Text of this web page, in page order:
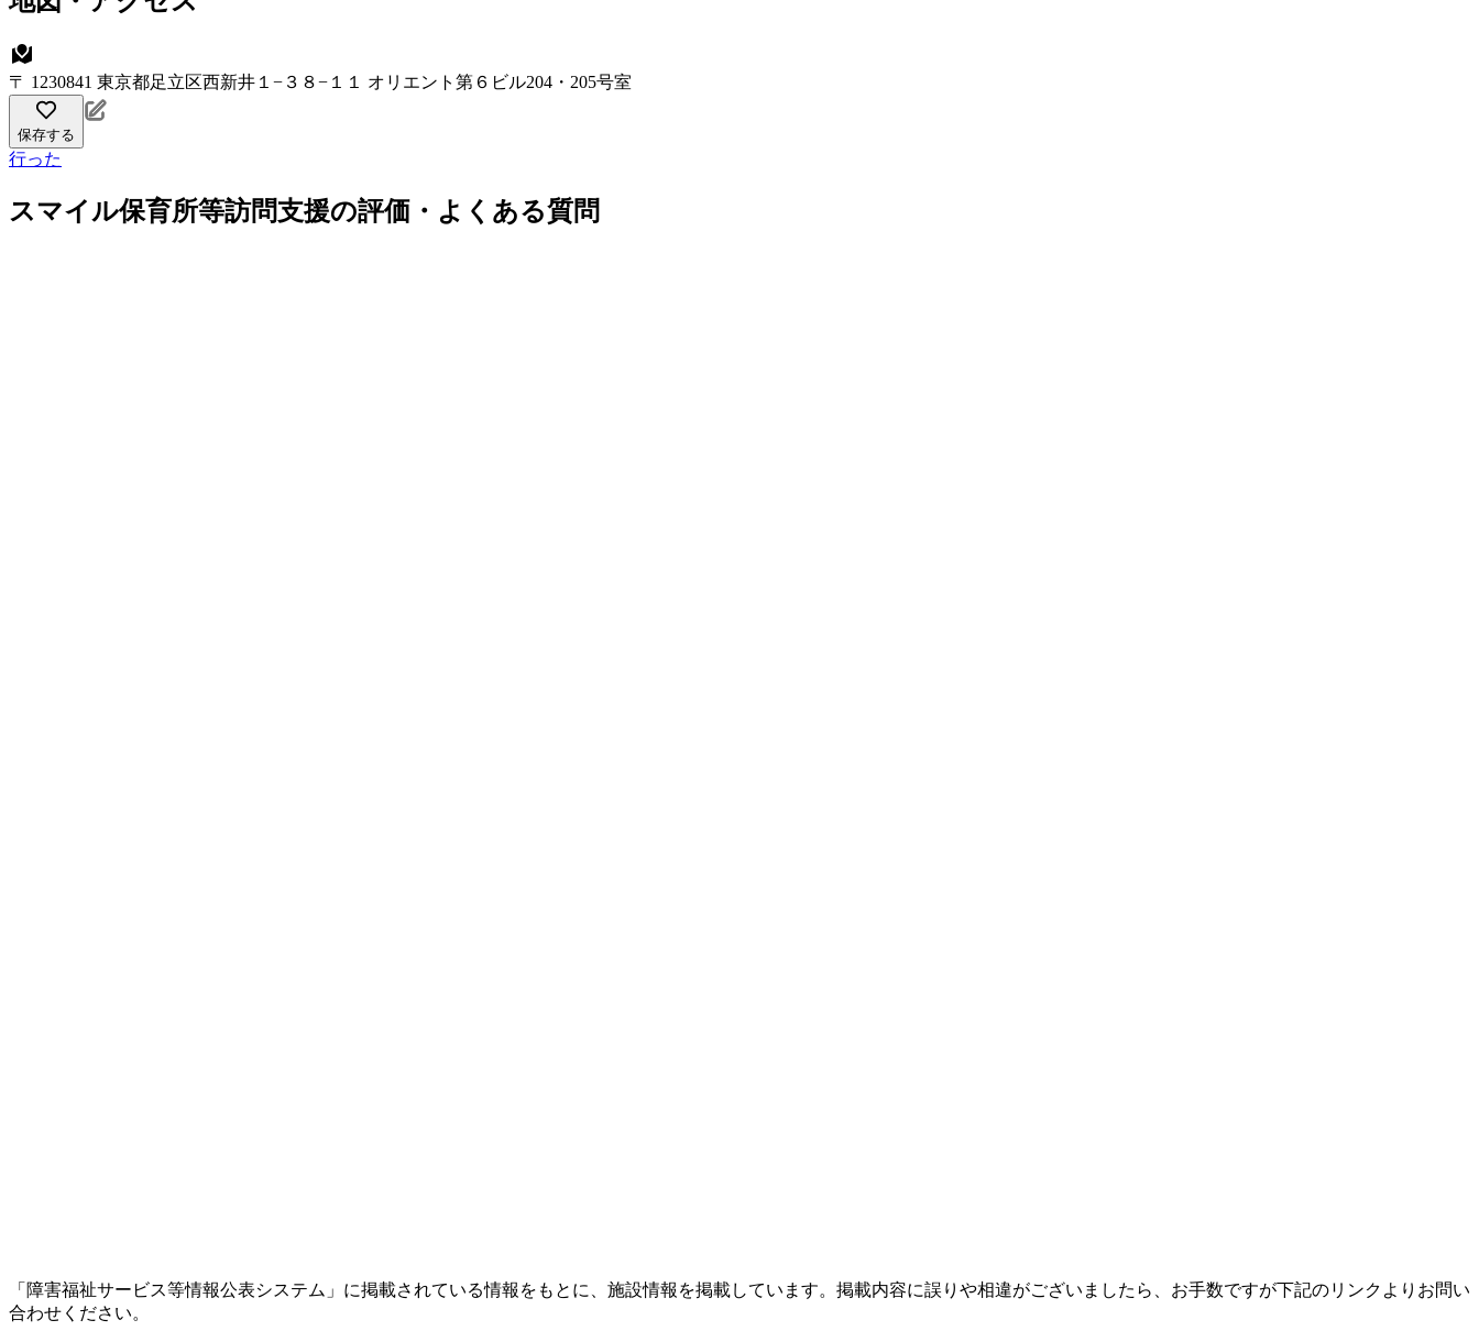
〒 1230841 東京都足立区西新井１−３８−１１ オリエント第６ビル204・205号室
保存する
行った
スマイル保育所等訪問支援の評価・よくある質問
「障害福祉サービス等情報公表システム」に掲載されている情報をもとに、施設情報を掲載しています。掲載内容に誤りや相違がございましたら、お手数ですが下記のリンクよりお問い
合わせください。